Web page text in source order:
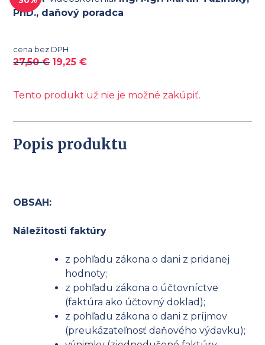
PhD., daňový poradca
cena bez DPH
27,50€ 19,25€
Tento produkt už nie je možné zakúpiť.
Popis produktu
OBSAH:
Náležitosti faktúry
z pohľadu zákona o dani z pridanej
hodnoty;
z pohľadu zákona o účtovníctve
(faktúra ako účtovný doklad);
z pohľadu zákona o dani z príjmov
(preukázateľnosť daňového výdavku);